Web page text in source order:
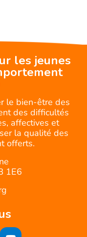
les jeunes
le bien-être des
des difficultés
affectives et
la qualité des
offerts.
1E6